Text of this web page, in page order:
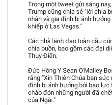
Trong một tweet gửi sáng
Trump cũng chia sẻ "lời chia
nhân và gia đình bị ảnh
khiếp ở Las Vegas."
Các nhà lãnh đạo toàn cầu
chia buồn, bao gồm các đại
Thuỵ Điển.
Đức Hồng Y Sean O'Malley
rằng "Xin Thiên Chúa ban
đình bị ảnh hưởng bởi bạo lực
chào đón những người đã
của Ngài."